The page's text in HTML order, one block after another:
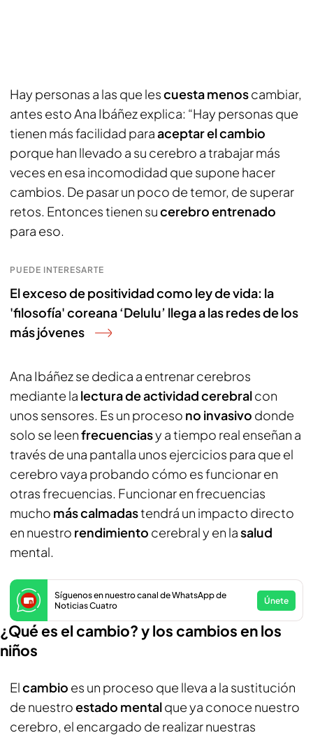
Hay personas a las que lescuesta menoscambiar,
antes esto Ana Ibáñez explica: “Hay personas que
tienen más facilidad paraaceptar el cambio
porque han llevado a su cerebro a trabajar más
veces en esa incomodidad que supone hacer
cambios. De pasar un poco de temor, de superar
retos. Entonces tienen sucerebro entrenado
para eso.
PUEDE INTERESARTE
El exceso de positividad como ley de vida: la
'filosofía' coreana ‘Delulu’ llega a las redes de los
más jóvenes
Ana Ibáñez se dedica a entrenar cerebros
mediante la lectura de actividad cerebralcon
unos sensores. Es un proceso no invasivo donde
solo se leenfrecuenciasy a tiempo real enseñan a
través de una pantalla unos ejercicios para que el
cerebro vaya probando cómo es funcionar en
otras frecuencias. Funcionar en frecuencias
mucho más calmadastendrá un impacto directo
en nuestro rendimiento cerebral y en lasalud
mental.
Síguenos en nuestro canal de WhatsApp de
Noticias Cuatro
Únete
¿Qué es el cambio? y los cambios en los
niños
Elcambio es un proceso que lleva a la sustitución
de nuestroestado mentalque ya conoce nuestro
cerebro, el encargado de realizar nuestras